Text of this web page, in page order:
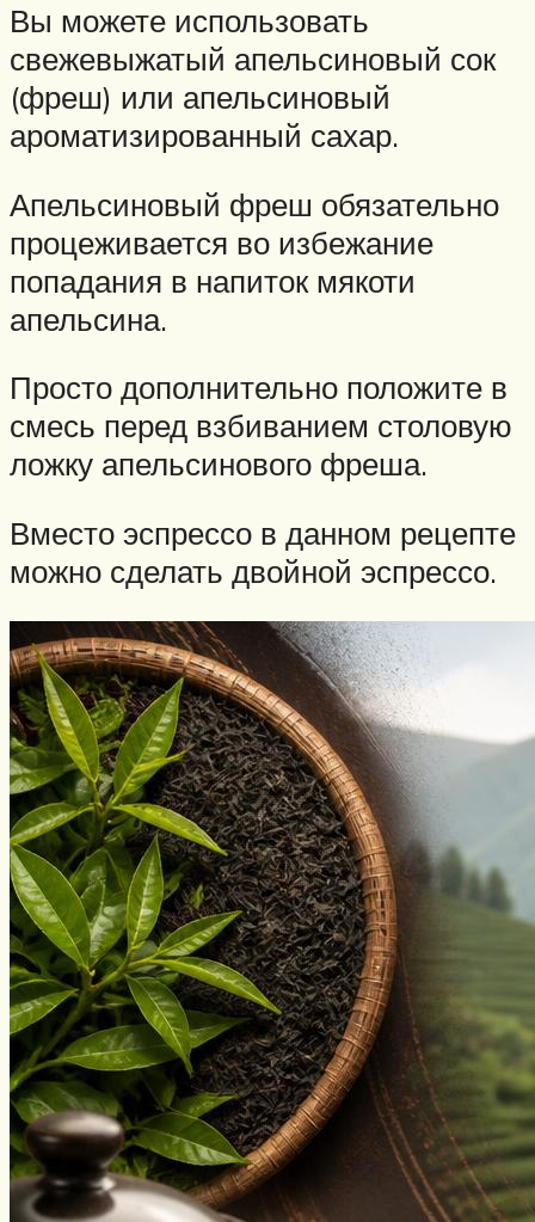
Вы можете использовать
свежевыжатый апельсиновый сок
(фреш) или апельсиновый
ароматизированный сахар.
Апельсиновый фреш обязательно
процеживается во избежание
попадания в напиток мякоти
апельсина.
Просто дополнительно положите в
смесь перед взбиванием столовую
ложку апельсинового фреша.
Вместо эспрессо в данном рецепте
можно сделать двойной эспрессо.